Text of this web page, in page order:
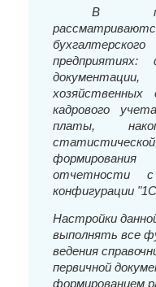
В
предприятиях:
документации,
хозяйственных
кадрового
платы,
отчетности
конфигурации
Настройки
выполнять все
ведения
первичной
формированием